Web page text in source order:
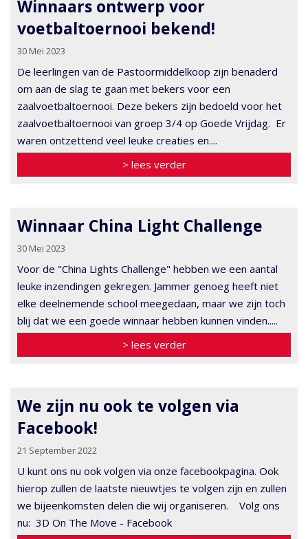
Winnaars ontwerp voor
voetbaltoernooi bekend!
30 Mei 2023
De leerlingen van de Pastoormiddelkoop zijn benaderd
om aan de slag te gaan met bekers voor een
zaalvoetbaltoernooi. Deze bekers zijn bedoeld voor het
zaalvoetbaltoernooi van groep 3/4 op Goede Vrijdag. Er
waren ontzettend veel leuke creaties en....
> lees verder
Winnaar China Light Challenge
30 Mei 2023
Voor de "China Lights Challenge" hebben we een aantal
leuke inzendingen gekregen. Jammer genoeg heeft niet
elke deelnemende school meegedaan, maar we zijn toch
blij dat we een goede winnaar hebben kunnen vinden.....
> lees verder
We zijn nu ook te volgen via
Facebook!
21 September 2022
U kunt ons nu ook volgen via onze facebookpagina. Ook
hierop zullen de laatste nieuwtjes te volgen zijn en zullen
we bijeenkomsten delen die wij organiseren. Volg ons
nu: 3D On The Move - Facebook